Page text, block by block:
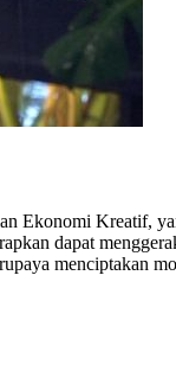
Ekonomi Kreatif,
dapat
menciptakan